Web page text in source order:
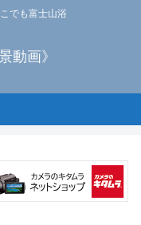
でも富士山浴
動画》